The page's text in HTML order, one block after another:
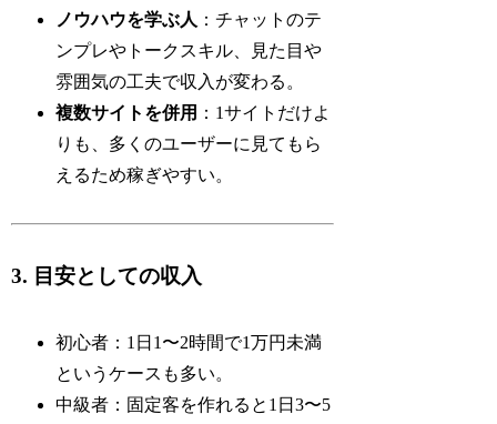
ノウハウを学ぶ人 ：チャットのテ
ンプレやトークスキル、見た目や
雰囲気の工夫で収入が変わる。
複数サイトを併用 ：1サイトだけよ
りも、多くのユーザーに見てもら
えるため稼ぎやすい。
3. 目安としての収入
初心者：1日1〜2時間で1万円未満
というケースも多い。
中級者：固定客を作れると1日3〜5